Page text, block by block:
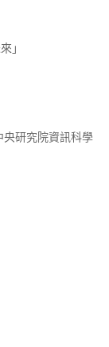
」
研究院資訊科學